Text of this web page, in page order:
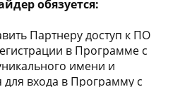
обязуется:
Партнеру доступ к ПО
в Программе с
имени и
входа в Программу с